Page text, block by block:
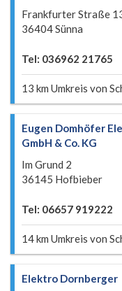
Frankfurter Straße
36404 Sünna
Tel: 036962 21765
13 km Umkreis von
Eugen Domhöfer
GmbH & Co. KG
Im Grund 2
36145 Hofbieber
Tel: 06657 919222
14 km Umkreis von
Elektro Dornberger